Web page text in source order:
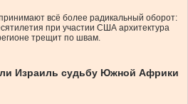
всё более радикальный оборот:
при участии США архитектура
трещит по швам.
Израиль судьбу Южной Африки